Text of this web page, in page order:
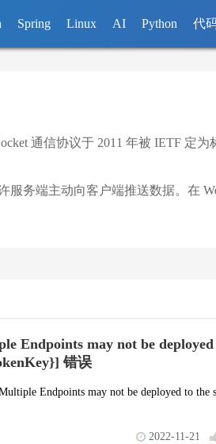
Spring Linux AI Python 代
通信协议于 2011 年被 IETF 定为
务端主动向客户端推送数据。在
Endpoints may not be deployed
错误
Endpoints may not be deployed to the
2022-11-21